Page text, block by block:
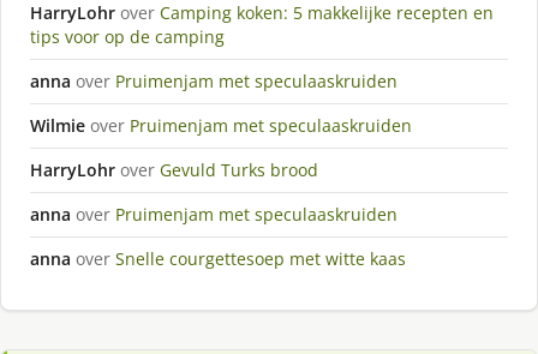
HarryLohr over Camping koken: 5 makkelijke recepten en
tips voor op de camping
anna over Pruimenjam met speculaaskruiden
Wilmie over Pruimenjam met speculaaskruiden
HarryLohr over Gevuld Turks brood
anna over Pruimenjam met speculaaskruiden
anna over Snelle courgettesoep met witte kaas